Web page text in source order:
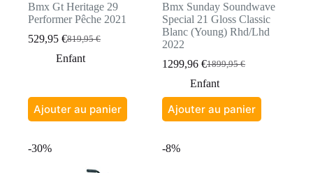
Bmx Gt Heritage 29
Performer Pêche 2021
819,95€
Le
prix
819,95 €.
529,95 €Le
prix
529,95 €.
Enfant
Ajouter au panier
Bmx Sunday Soundwave
Special 21 Gloss Classic
Blanc (Young) Rhd/Lhd
2022
1899,95€
Le
prix
initial
était :
1899,95 €.
1299,96€Le
prix
actuel
est :
1299,96 €.
Enfant
Ajouter au panier
-30% -8%